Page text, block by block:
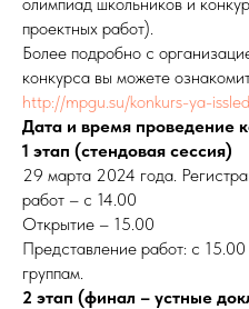
проектных работ).
Более подробно с
конкурса вы можете
http://mpgu.su/konkurs-ya-
Дата и время проведение
1 этап (стендовая сессия)
29 марта 2024 года.
работ – с 14.00
Открытие – 15.00
Представление работ: с
группам.
2 этап (финал – устные